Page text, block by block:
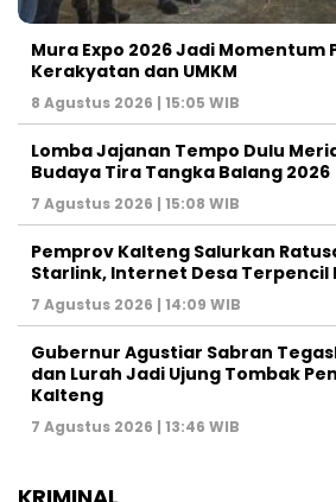
Mura Expo 2026 Jadi Momentum
Kerakyatan dan UMKM
8 Agustus 2026 | 15:05 WIB
Lomba Jajanan Tempo Dulu
Budaya Tira Tangka Balang 2026
7 Agustus 2026 | 15:08 WIB
Pemprov Kalteng Salurkan
Starlink, Internet Desa Terpencil
7 Agustus 2026 | 14:09 WIB
Gubernur Agustiar Sabran
dan Lurah Jadi Ujung Tombak
Kalteng
7 Agustus 2026 | 13:46 WIB